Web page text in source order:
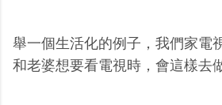
舉一個生活化的例子，我們家電
和老婆想要看電視時，會這樣去